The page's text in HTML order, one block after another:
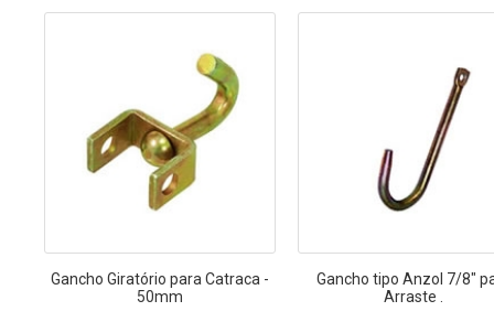
Gancho Giratório para Catraca -
50mm
Gancho tipo Anzol 7/8"
Arraste .